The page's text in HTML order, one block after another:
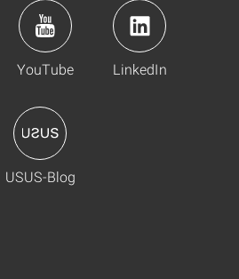
YouTube LinkedIn
USUS-Blog